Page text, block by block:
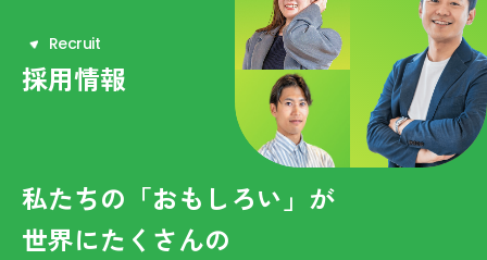
Recruit
採用情報
私たちの「おもしろい」が
世界にたくさんの